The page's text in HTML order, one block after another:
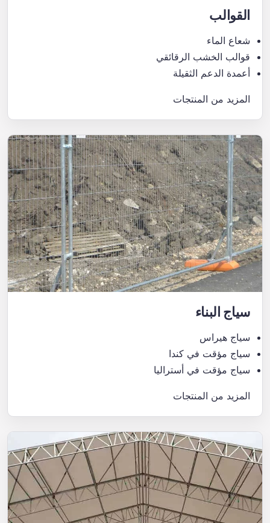
القوالب
شعاع الماء
قوالب الخشب الرقائقي
أعمدة الدعم الثقيلة
المزيد من المنتجات
سياج البناء
سياج هيراس
سياج مؤقت في كندا
سياج مؤقت في أستراليا
المزيد من المنتجات